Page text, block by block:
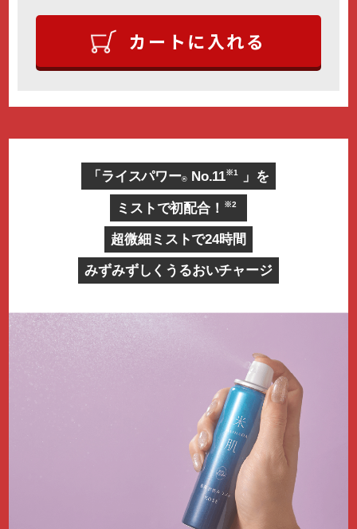
カートに入れる
「ライスパワー® No.11※1 」を
ミストで初配合！ ※2
超微細ミストで24時間
みずみずしくうるおいチャージ